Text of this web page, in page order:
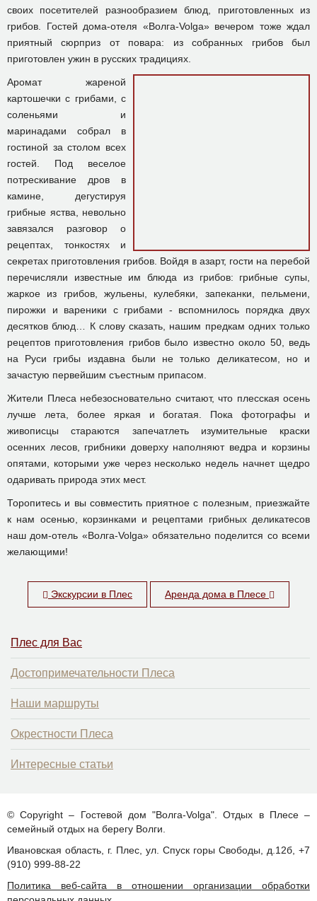
своих посетителей разнообразием блюд, приготовленных из
грибов. Гостей дома-отеля «Волга-Volga» вечером тоже ждал
приятный сюрприз от повара: из собранных грибов был
приготовлен ужин в русских традициях.
Аромат жареной
картошечки с грибами, с
соленьями и
маринадами собрал в
гостиной за столом всех
гостей. Под веселое
потрескивание дров в
камине, дегустируя
грибные яства, невольно
завязался разговор о
рецептах, тонкостях и
секретах приготовления грибов. Войдя в азарт, гости на перебой
перечисляли известные им блюда из грибов: грибные супы,
жаркое из грибов, жульены, кулебяки, запеканки, пельмени,
пирожки и вареники с грибами - вспомнилось порядка двух
десятков блюд… К слову сказать, нашим предкам одних только
рецептов приготовления грибов было известно около 50, ведь
на Руси грибы издавна были не только деликатесом, но и
зачастую первейшим съестным припасом.
Жители Плеса небезосновательно считают, что плесская осень
лучше лета, более яркая и богатая. Пока фотографы и
живописцы стараются запечатлеть изумительные краски
осенних лесов, грибники доверху наполняют ведра и корзины
опятами, которыми уже через несколько недель начнет щедро
одаривать природа этих мест.
Торопитесь и вы совместить приятное с полезным, приезжайте
к нам осенью, корзинками и рецептами грибных деликатесов
наш дом-отель «Волга-Volga» обязательно поделится со всеми
желающими!
Экскурсии в Плес Аренда дома в Плесе
Плес для Вас
Достопримечательности Плеса
Наши маршруты
Окрестности Плеса
Интересные статьи
© Copyright – Гостевой дом "Волга-Volga". Отдых в Плесе –
семейный отдых на берегу Волги.
Ивановская область, г. Плес, ул. Спуск горы Свободы, д.12б, +7
(910) 999-88-22
Политика веб-сайта в отношении организации обработки